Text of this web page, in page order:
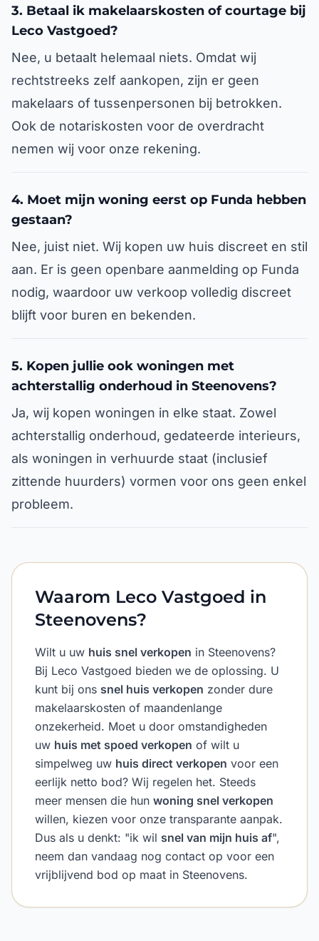
3. Betaal ik makelaarskosten of courtage bij
Leco Vastgoed?
Nee, u betaalt helemaal niets. Omdat wij
rechtstreeks zelf aankopen, zijn er geen
makelaars of tussenpersonen bij betrokken.
Ook de notariskosten voor de overdracht
nemen wij voor onze rekening.
4. Moet mijn woning eerst op Funda hebben
gestaan?
Nee, juist niet. Wij kopen uw huis discreet en stil
aan. Er is geen openbare aanmelding op Funda
nodig, waardoor uw verkoop volledig discreet
blijft voor buren en bekenden.
5. Kopen jullie ook woningen met
achterstallig onderhoud in Steenovens?
Ja, wij kopen woningen in elke staat. Zowel
achterstallig onderhoud, gedateerde interieurs,
als woningen in verhuurde staat (inclusief
zittende huurders) vormen voor ons geen enkel
probleem.
Waarom Leco Vastgoed in
Steenovens?
Wilt u uw huis snel verkopen in Steenovens?
Bij Leco Vastgoed bieden we de oplossing. U
kunt bij ons snel huis verkopen zonder dure
makelaarskosten of maandenlange
onzekerheid. Moet u door omstandigheden
uw huis met spoed verkopen of wilt u
simpelweg uw huis direct verkopen voor een
eerlijk netto bod? Wij regelen het. Steeds
meer mensen die hun woning snel verkopen
willen, kiezen voor onze transparante aanpak.
Dus als u denkt: "ik wil snel van mijn huis af",
neem dan vandaag nog contact op voor een
vrijblijvend bod op maat in Steenovens.